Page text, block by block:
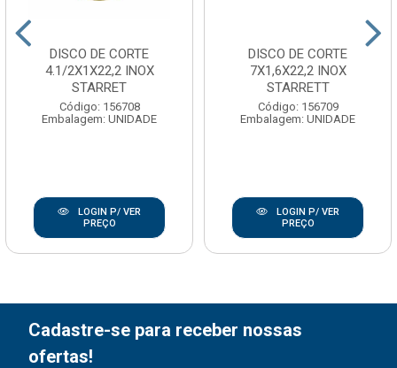
DISCO DE CORTE
4.1/2X1X22,2 INOX
STARRET
Código: 156708
Embalagem: UNIDADE
LOGIN P/ VER
PREÇO
DISCO DE CORTE
7X1,6X22,2 INOX
STARRETT
Código: 156709
Embalagem: UNIDADE
LOGIN P/ VER
PREÇO
Cadastre-se para receber nossas
ofertas!